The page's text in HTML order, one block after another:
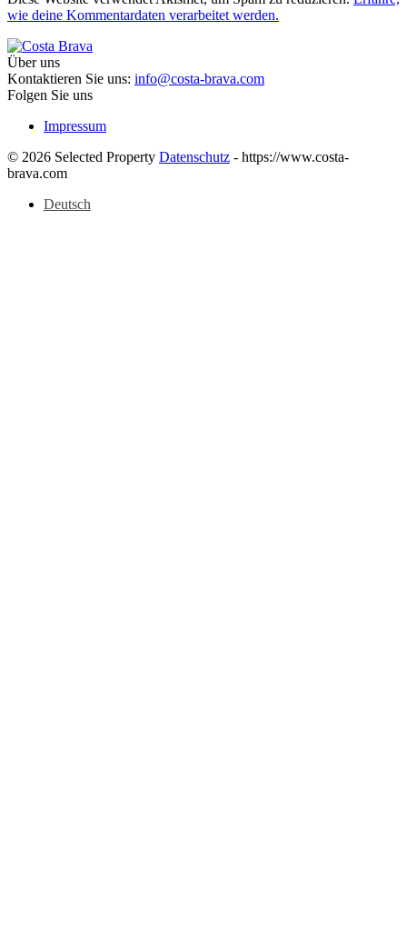
wie deine Kommentardaten verarbeitet werden.
Über uns
Kontaktieren Sie uns: info@costa-brava.com
Folgen Sie uns
Impressum
© 2026 Selected Property Datenschutz - https://www.costa-
brava.com
Deutsch